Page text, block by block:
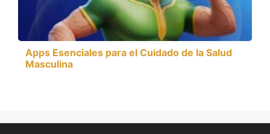
Apps Esenciales para el Cuidado de la Salud
Masculina